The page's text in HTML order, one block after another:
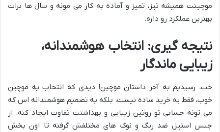
موچینت همیشه تیز، تمیز و آماده به کار می مونه و سال ها برات
بهترین عملکرد رو داره.
نتیجه گیری: انتخاب هوشمندانه،
زیبایی ماندگار
خب، رسیدیم به آخر داستان موچین! دیدی که انتخاب یه موچین
خوب، فقط یه خرید ساده نیست، بلکه یه تصمیم هوشمندانه اس که
می تونه حسابی تو روتین زیبایی و بهداشتت تفاوت ایجاد کنه. از
جنس استیل ضد زنگ و نوک های مختلفش گرفته تا اون بخش